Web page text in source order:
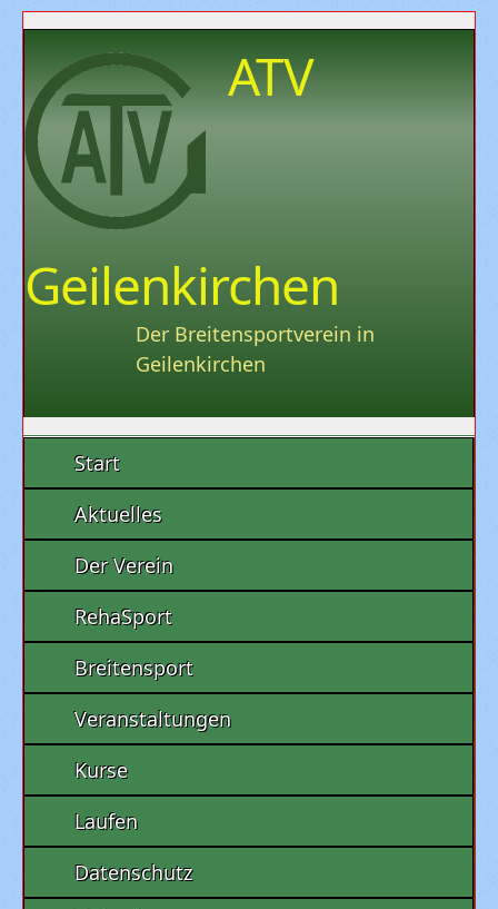
ATV
Geilenkirchen
Der Breitensportverein in
Geilenkirchen
Start
Aktuelles
Der Verein
RehaSport
Breitensport
Veranstaltungen
Kurse
Laufen
Datenschutz